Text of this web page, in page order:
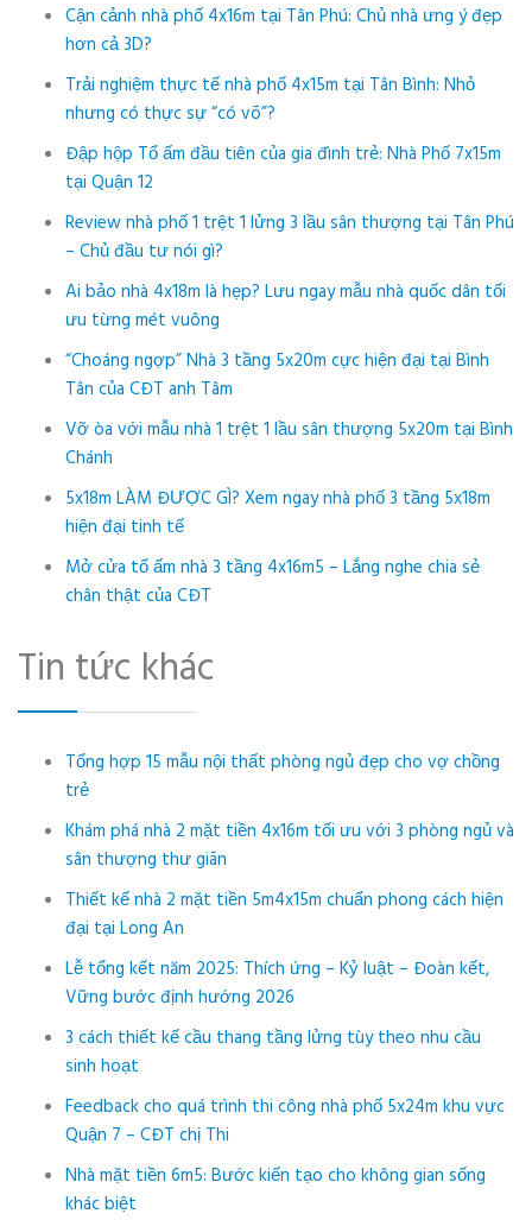
Cận cảnh nhà phố 4x16m tại Tân Phú: Chủ nhà ưng ý đẹp
hơn cả 3D?
Trải nghiệm thực tế nhà phố 4x15m tại Tân Bình: Nhỏ
nhưng có thực sự “có võ”?
Đập hộp Tổ ấm đầu tiên của gia đình trẻ: Nhà Phố 7x15m
tại Quận 12
Review nhà phố 1 trệt 1 lửng 3 lầu sân thượng tại Tân Phú
– Chủ đầu tư nói gì?
Ai bảo nhà 4x18m là hẹp? Lưu ngay mẫu nhà quốc dân tối
ưu từng mét vuông
“Choáng ngợp” Nhà 3 tầng 5x20m cực hiện đại tại Bình
Tân của CĐT anh Tâm
Vỡ òa với mẫu nhà 1 trệt 1 lầu sân thượng 5x20m tại Bình
Chánh
5x18m LÀM ĐƯỢC GÌ? Xem ngay nhà phố 3 tầng 5x18m
hiện đại tinh tế
Mở cửa tổ ấm nhà 3 tầng 4x16m5 – Lắng nghe chia sẻ
chân thật của CĐT
Tin tức khác
Tổng hợp 15 mẫu nội thất phòng ngủ đẹp cho vợ chồng
trẻ
Khám phá nhà 2 mặt tiền 4x16m tối ưu với 3 phòng ngủ và
sân thượng thư giãn
Thiết kế nhà 2 mặt tiền 5m4x15m chuẩn phong cách hiện
đại tại Long An
Lễ tổng kết năm 2025: Thích ứng – Kỷ luật – Đoàn kết,
Vững bước định hướng 2026
3 cách thiết kế cầu thang tầng lửng tùy theo nhu cầu
sinh hoạt
Feedback cho quá trình thi công nhà phố 5x24m khu vực
Quận 7 – CĐT chị Thi
Nhà mặt tiền 6m5: Bước kiến tạo cho không gian sống
khác biệt